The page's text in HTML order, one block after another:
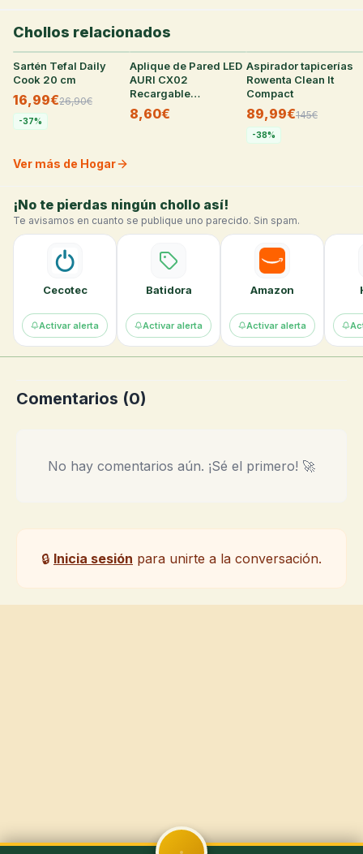
Chollos relacionados
28
Sartén Tefal Daily
Cook 20 cm
16,99€26,90€
-37%
26°
Aplique de Pared LED
AURI CX02
Recargable
Inalámbrico
8,60€
26°
Aspirador tapicerías
Rowenta Clean It
Compact
89,99€145€
-38%
Ver más de Hogar
¡No te pierdas ningún chollo así!
Te avisamos en cuanto se publique uno parecido. Sin spam.
Cecotec
Activar alerta
Batidora
Activar alerta
Amazon
Activar alerta
Comentarios (0)
No hay comentarios aún. ¡Sé el primero! 🚀
🔒 Inicia sesión para unirte a la conversación.